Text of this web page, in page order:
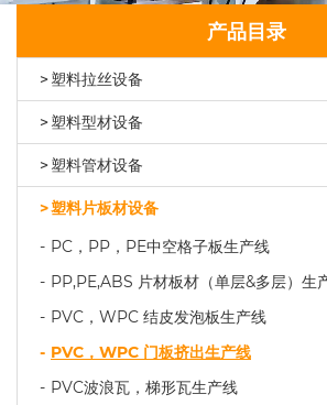
产品目录
塑料拉丝设备
塑料型材设备
塑料管材设备
塑料片板材设备
PC，PP，PE中空格子板生产线
PP,PE,ABS 片材板材（单层&多层）生
PVC，WPC 结皮发泡板生产线
PVC，WPC 门板挤出生产线
PVC波浪瓦，梯形瓦生产线